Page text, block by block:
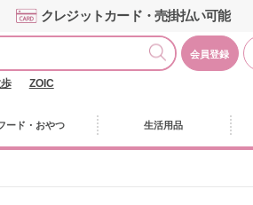
クレジットカード・売掛払い可能
会員登録
ZOIC
ード・おやつ 生活用品